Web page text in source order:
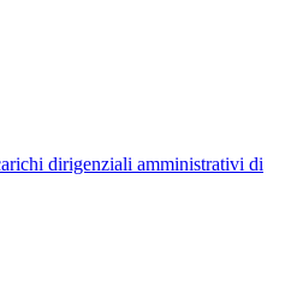
dirigenziali amministrativi di